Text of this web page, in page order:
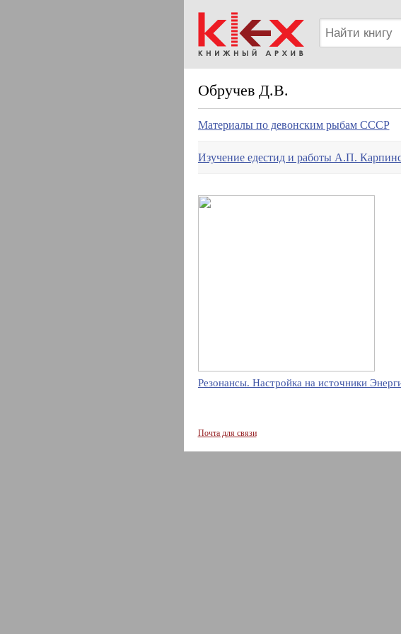
Обручев Д.В.
Материалы по девонским рыбам СССР
Изучение едестид и работы А.П.
Резонансы. Настройка на источники
Почта для связи